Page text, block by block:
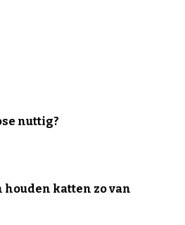
nuttig?
houden katten zo van